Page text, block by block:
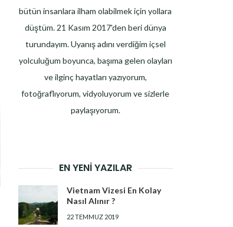
bütün insanlara ilham olabilmek için yollara
düştüm. 21 Kasım 2017'den beri dünya
turundayım. Uyanış adını verdiğim içsel
yolculuğum boyunca, başıma gelen olayları
ve ilginç hayatları yazıyorum,
fotoğraflıyorum, vidyoluyorum ve sizlerle
paylaşıyorum.
EN YENI YAZILAR
Vietnam Vizesi En Kolay
Nasıl Alınır ?
22 TEMMUZ 2019